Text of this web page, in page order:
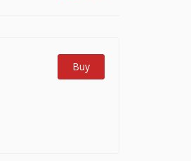
such as decision-
Buy